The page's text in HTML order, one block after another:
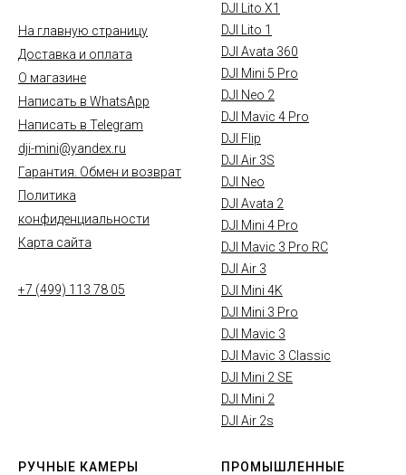
На главную страницу
Доставка и оплата
О магазине
Написать в WhatsApp
Написать в Telegram
dji-mini@yandex.ru
Гарантия. Обмен и возврат
Политика
конфиденциальности
Карта сайта
+7 (499) 113 78 05
DJI Lito X1
DJI Lito 1
DJI Avata 360
DJI Mini 5 Pro
DJI Neo 2
DJI Mavic 4 Pro
DJI Flip
DJI Air 3S
DJI Neo
DJI Avata 2
DJI Mini 4 Pro
DJI Mavic 3 Pro RC
DJI Air 3
DJI Mini 4K
DJI Mini 3 Pro
DJI Mavic 3
DJI Mavic 3 Classic
DJI Mini 2 SE
DJI Mini 2
DJI Air 2s
РУЧНЫЕ КАМЕРЫ
ПРОМЫШЛЕННЫЕ